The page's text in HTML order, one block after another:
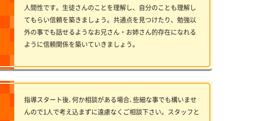
人間性です。生徒さんのことを理解し、自分のことも理解し
てもらい信頼を築きましょう。共通点を見つけたり、勉強以
外の事でも話せるようなお兄さん・お姉さん的存在になれる
ように信頼関係を築いていきましょう。
指導スタート後､何か相談がある場合､些細な事でも構いませ
んので1人で考え込まずに遠慮なくご相談下さい。スタッフと